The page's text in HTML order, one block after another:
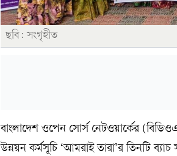
ছবি: সংগৃহীত
বাংলাদেশ ওপেন সোর্স নেটওয়ার্কের
উন্নয়ন কর্মসূচি ‘আমরাই তারা’র তিনটি